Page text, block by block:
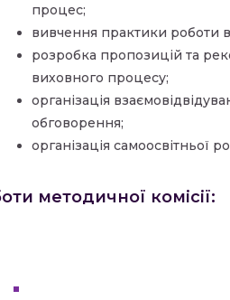
процес;
вивчення практики роботи
розробка пропозицій та
виховного процесу;
організація
обговорення;
організація самоосвітньої
методичної комісії: